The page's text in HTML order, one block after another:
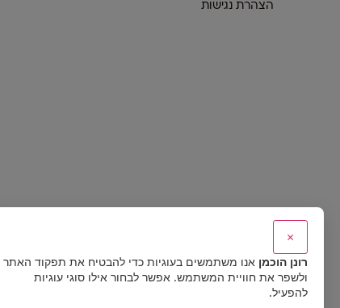
הצהרת נגישות
×
רונן הוכמן אנו משתמשים בעוגיות כדי להבטיח את תפקוד האתר
ולשפר את חוויית המשתמש. אפשר לבחור אילו סוגי עוגיות
להפעיל.